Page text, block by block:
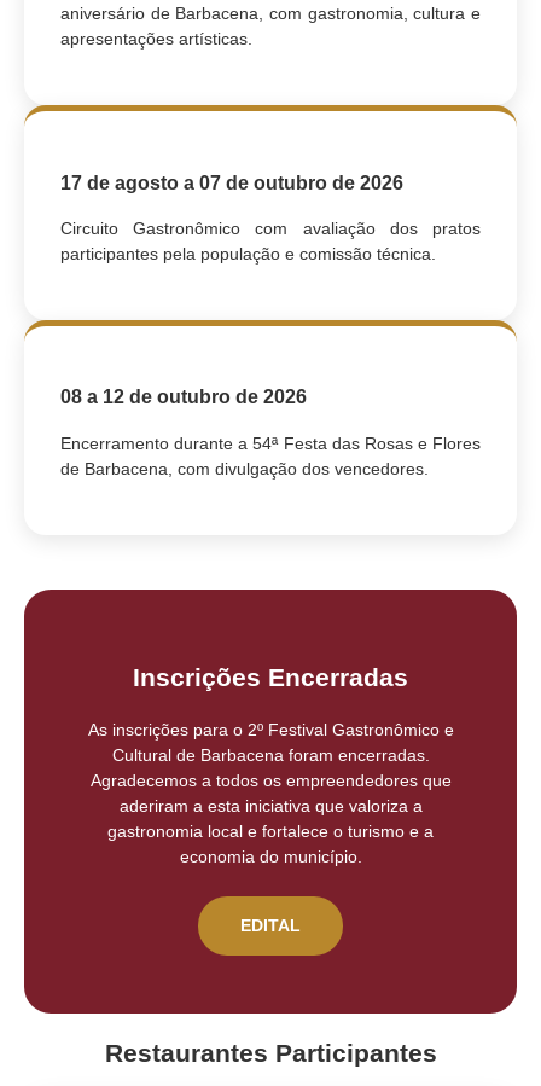
aniversário de Barbacena, com gastronomia, cultura e
apresentações artísticas.
17 de agosto a 07 de outubro de 2026
Circuito Gastronômico com avaliação dos pratos
participantes pela população e comissão técnica.
08 a 12 de outubro de 2026
Encerramento durante a 54ª Festa das Rosas e Flores
de Barbacena, com divulgação dos vencedores.
Inscrições Encerradas
As inscrições para o 2º Festival Gastronômico e
Cultural de Barbacena foram encerradas.
Agradecemos a todos os empreendedores que
aderiram a esta iniciativa que valoriza a
gastronomia local e fortalece o turismo e a
economia do município.
EDITAL
Restaurantes Participantes